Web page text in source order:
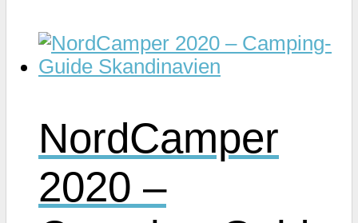
NordCamper
2020 –